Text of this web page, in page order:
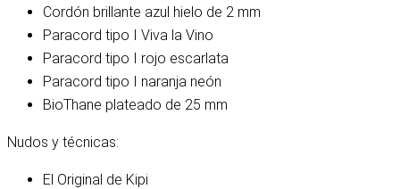
Cordón brillante azul hielo de 2 mm
Paracord tipo I Viva la Vino
Paracord tipo I rojo escarlata
Paracord tipo I naranja neón
BioThane plateado de 25 mm
Nudos y técnicas:
El Original de Kipi